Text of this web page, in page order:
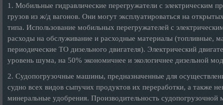
1. Мобильные гидравлические перегружатели с электрическим
грузов из ж/д вагонов. Они могут эксплуатироваться на
типа. Использование мобильных перегружателей с
расходы на обслуживание и расходные материалы (топливные,
периодические ТО дизельного двигателя). Электрический
уровень шума, на 50% экономичнее и экологичнее дизельной
2. Судопогрузочные машины, предназначенные для
судно всех видов сыпучих продуктов их переработки, а также
минеральные удобрения. Производительность